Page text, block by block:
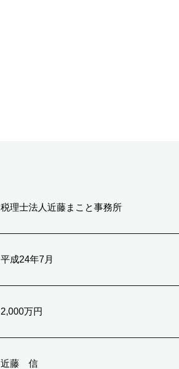
税理士法人近藤まこと事務所
平成24年7月
2,000万円
近藤 信